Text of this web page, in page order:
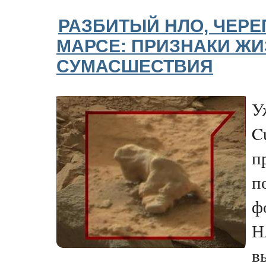
РАЗБИТЫЙ НЛО,
МАРСЕ: ПРИЗНАКИ
СУМАСШЕСТВИЯ